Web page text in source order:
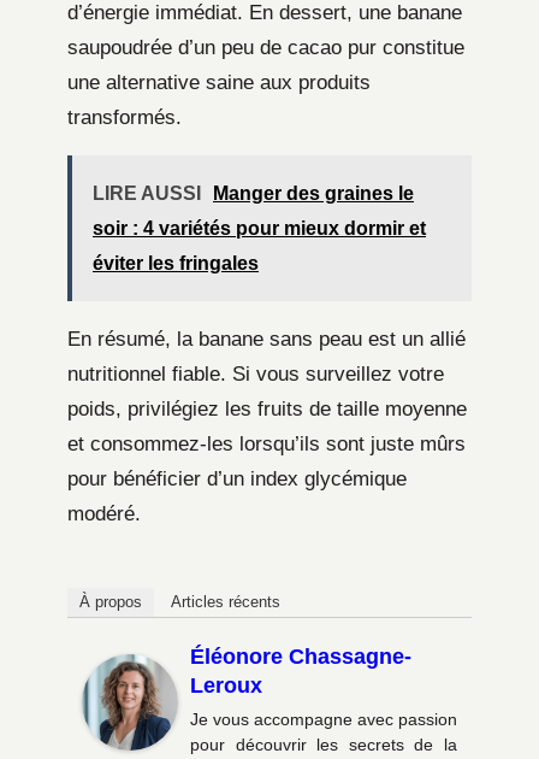
d’énergie immédiat. En dessert, une banane
saupoudrée d’un peu de cacao pur constitue
une alternative saine aux produits
transformés.
LIRE AUSSI
Manger des graines le
soir : 4 variétés pour mieux dormir et
éviter les fringales
En résumé, la banane sans peau est un allié
nutritionnel fiable. Si vous surveillez votre
poids, privilégiez les fruits de taille moyenne
et consommez-les lorsqu’ils sont juste mûrs
pour bénéficier d’un index glycémique
modéré.
À propos Articles récents
Éléonore Chassagne-
Leroux
Je vous accompagne avec passion
pour découvrir les secrets de la